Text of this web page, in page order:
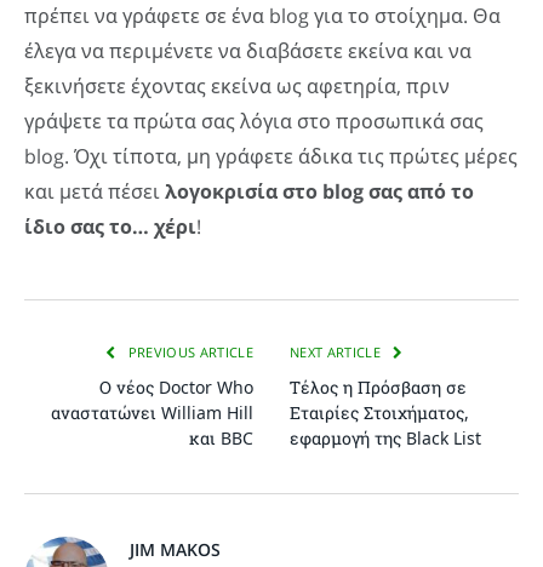
πρέπει να γράφετε σε ένα blog για το στοίχημα. Θα
έλεγα να περιμένετε να διαβάσετε εκείνα και να
ξεκινήσετε έχοντας εκείνα ως αφετηρία, πριν
γράψετε τα πρώτα σας λόγια στο προσωπικά σας
blog. Όχι τίποτα, μη γράφετε άδικα τις πρώτες μέρες
και μετά πέσειλογοκρισία στο blog σας από το
ίδιο σας το… χέρι!
PREVIOUS ARTICLE
Ο νέος Doctor Who
αναστατώνει William Hill
και BBC
NEXT ARTICLE
Τέλος η Πρόσβαση σε
Εταιρίες Στοιχήματος,
εφαρμογή της Black List
JIM MAKOS